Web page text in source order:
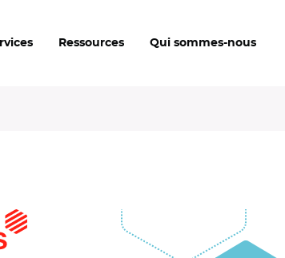
Ressources Qui sommes-nous